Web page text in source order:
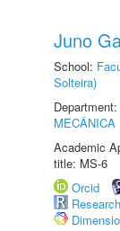
Juno
School:
Solteira)
Department:
MECÂNICA
Academic
title: MS-6
Orcid